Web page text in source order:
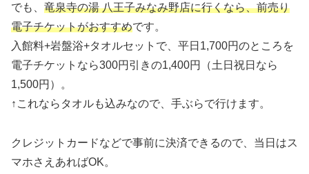
でも、 竜泉寺の湯 八王子みなみ野店に行くなら、前売り
電子チケットがおすすめです。
入館料+岩盤浴+タオルセットで、平日1,700円のところを
電子チケットなら300円引きの1,400円（土日祝日なら
1,500円）。
↑これならタオルも込みなので、手ぶらで行けます。
クレジットカードなどで事前に決済できるので、当日はス
マホさえあればOK。